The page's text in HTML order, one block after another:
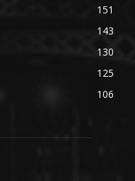
151
143
130
125
106